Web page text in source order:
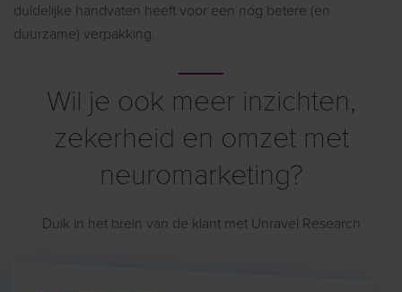
duidelijke handvaten heeft voor een nóg betere (en
duurzame) verpakking.
Wil je ook meer inzichten,
zekerheid en omzet met
neuromarketing?
Duik in het brein van de klant met Unravel Research